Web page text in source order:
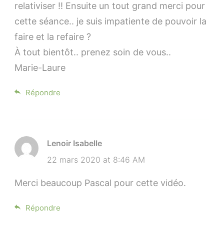
relativiser !! Ensuite un tout grand merci pour
cette séance.. je suis impatiente de pouvoir la
faire et la refaire ?
À tout bientôt.. prenez soin de vous..
Marie-Laure
Répondre
Lenoir Isabelle
22 mars 2020 at 8:46 AM
Merci beaucoup Pascal pour cette vidéo.
Répondre